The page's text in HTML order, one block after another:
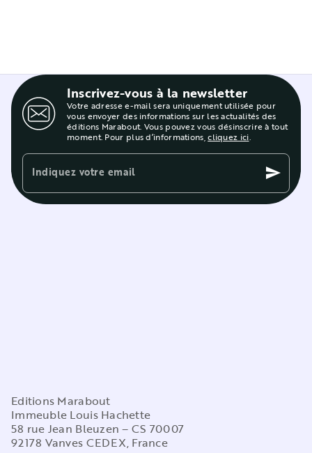
Inscrivez-vous à la newsletter
Votre adresse e-mail sera uniquement utilisée pour
vous envoyer des informations sur les actualités des
éditions Marabout. Vous pouvez vous désinscrire à tout
moment. Pour plus d’informations,cliquez ici
Indiquez votre email send
Editions Marabout
Immeuble Louis Hachette
58 rue Jean Bleuzen – CS 70007
92178 Vanves CEDEX, France